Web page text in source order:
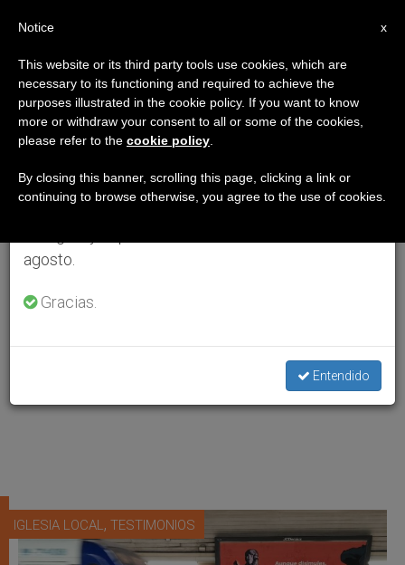
IGLESIA LOCAL, TESTIMONIOS
×
Aviso importante
Del 27 de julio al 7 de agosto haremos la pausa
anual, aprovechando que en el periodo de verano
se generan menos informaciones y también el
agosto.
Gracias.
Entendido
x
Notice
This website or its third party tools use cookies, which are
necessary to its functioning and required to achieve the
purposes illustrated in the cookie policy. If you want to know
more or withdraw your consent to all or some of the cookies,
please refer to the cookie policy
By closing this banner, scrolling this page, clicking a link or
continuing to browse otherwise, you agree to the use of cookies.